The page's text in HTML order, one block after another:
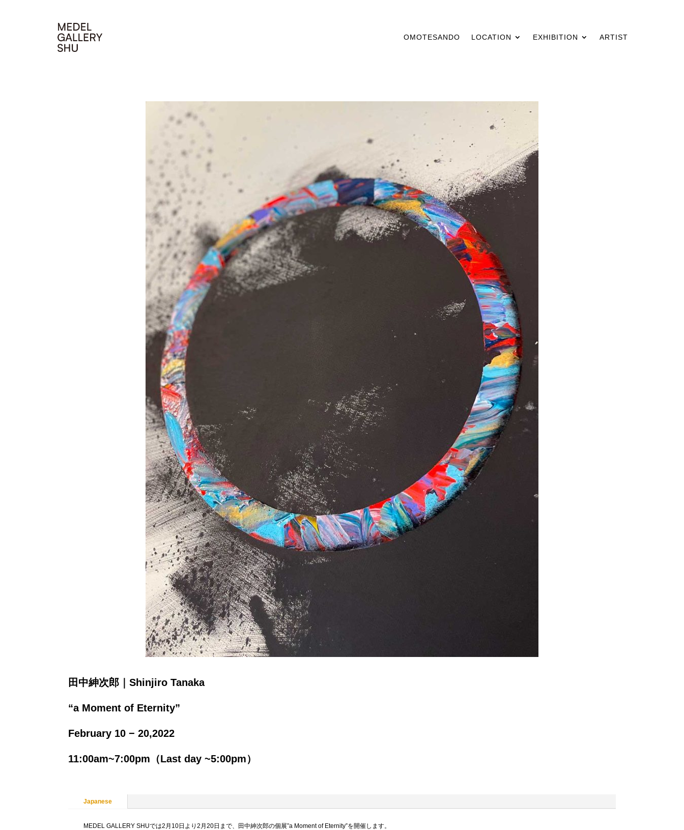
OMOTESANDO LOCATION EXHIBITION ARTIST
田中紳次郎｜Shinjiro Tanaka
“a Moment of Eternity”
February 10 − 20,2022
11:00am~7:00pm（Last day ~5:00pm）
Japanese
MEDEL GALLERY SHUでは2月10日より2月20日まで、田中紳次郎の個展”a Moment of Eternity”を開催します。